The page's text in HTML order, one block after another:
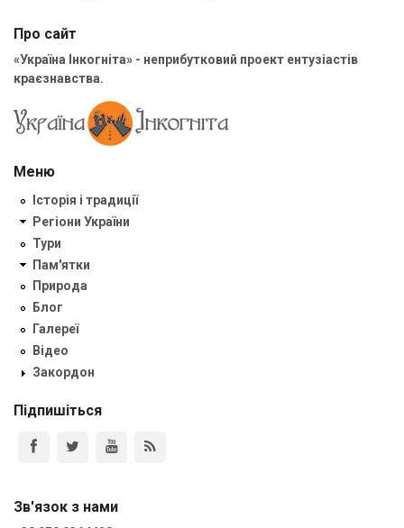
Про сайт
«Україна Інкогніта» - неприбутковий проект ентузіастів
краєзнавства.
Меню
Історія і традиції
Регіони України
Тури
Пам'ятки
Природа
Блог
Галереї
Відео
Закордон
Підпишіться
Зв'язок з нами